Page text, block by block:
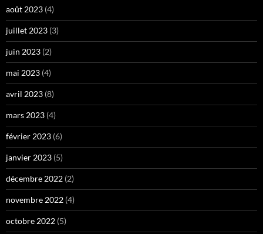
août 2023 (4)
juillet 2023 (3)
juin 2023 (2)
mai 2023 (4)
avril 2023 (8)
mars 2023 (4)
février 2023 (6)
janvier 2023 (5)
décembre 2022 (2)
novembre 2022 (4)
octobre 2022 (5)